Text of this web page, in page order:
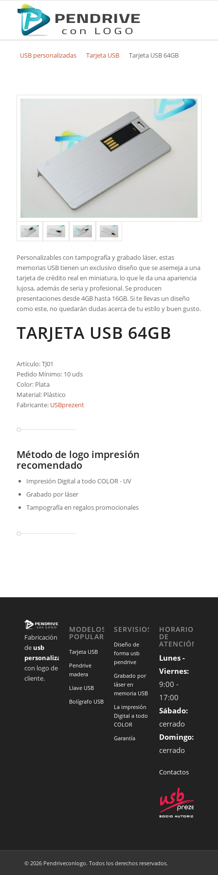
USB personalizadas Tarjeta USB Tarjeta USB 64GB
Personalizables con tampografía y grabado láser, estas
memorias USB tienen un exclusivo diseño que se asemeja a una
tarjeta de crédito real en miniatura, lo que le da una apariencia
lujosa, además de seria y profesional. Se producen
presentaciones desde 4GB hasta 16GB. Si te llevas un diseño
como este, no quedarán dudas acerca de tu estilo y buen gusto.
TARJETA USB 64GB
Artículo: TJ01
Pedido Mínimo: 10 uds
Color: Plata
Material: Plástico
Fabricante: USBprezent
Método de logo impresión
recomendado
Impresión Digital a todo COLOR - UV
Grabado por láser
Tampografía en regalos promocionales
Fabricación
de usb
personalizados
con logo de
cliente.
MODELOS
POPULARES
Tarjeta USB
Pendrive
madera
Llave USB
Bolígrafo USB
SERVISIOS
Diseño de
forma usb
pendrive
Grabado por
láser en
memoria USB
La impresión
Digital a todo
COLOR
Garantía
HORARIO
DE
ATENCIÓN
Lunes -
Viernes:
9:00 -
17:00
Sábado:
cerrado
Domingo:
cerrado
Contactos
© 2026 Pendriveconlogo. Todos los derechos reservados.